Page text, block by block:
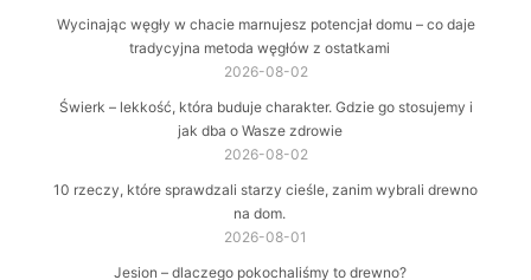
Wycinając węgły w chacie marnujesz potencjał domu – co daje
tradycyjna metoda węgłów z ostatkami
2026-08-02
Świerk – lekkość, która buduje charakter. Gdzie go stosujemy i
jak dba o Wasze zdrowie
2026-08-02
10 rzeczy, które sprawdzali starzy cieśle, zanim wybrali drewno
na dom.
2026-08-01
Jesion – dlaczego pokochaliśmy to drewno?